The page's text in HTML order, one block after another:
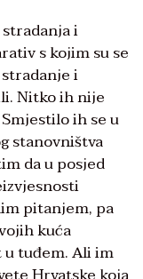
i
s kojim su se
i
Nitko ih nije
ih se u
stanovništva
da u posjed
pitanjem, pa
kuća
u tuđem. Ali im